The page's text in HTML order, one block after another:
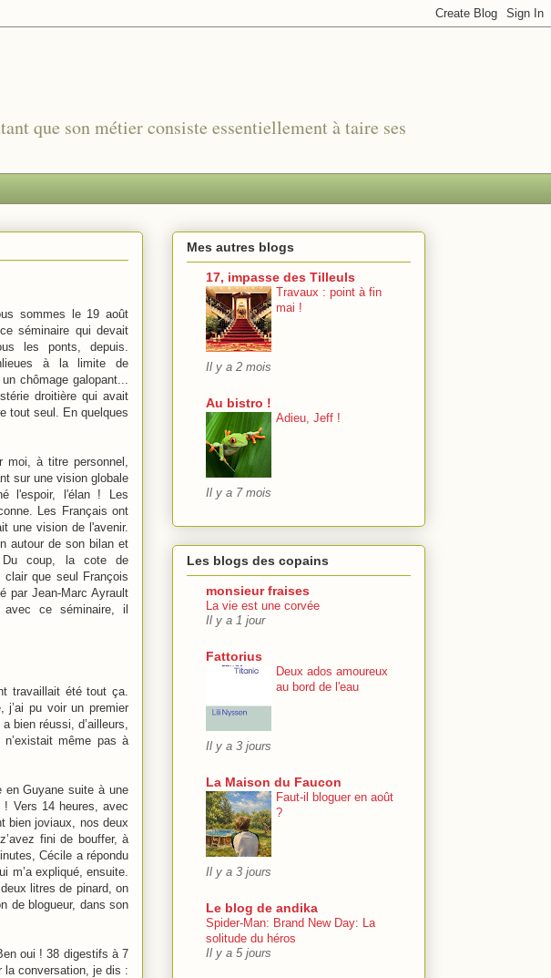
que son métier consiste essentiellement à taire ses
sommes le 19 août
séminaire qui devait
les ponts, depuis.
à la limite de
chômage galopant...
droitière qui avait
tout seul. En quelques
moi, à titre personnel,
sur une vision globale
l'espoir, l'élan ! Les
Les Français ont
une vision de l'avenir.
autour de son bilan et
Du coup, la cote de
que seul François
par Jean-Marc Ayrault
avec ce séminaire, il
travaillait été tout ça.
j’ai pu voir un premier
bien réussi, d’ailleurs,
même pas à
en Guyane suite à une
Vers 14 heures, avec
bien joviaux, nos deux
fini de bouffer, à
Cécile a répondu
m’a expliqué, ensuite.
litres de pinard, on
de blogueur, dans son
oui ! 38 digestifs à 7
la conversation, je dis :
Mes autres blogs
17, impasse des Tilleuls
Travaux : point à fin
mai !
Il y a 2 mois
Au bistro !
Adieu, Jeff !
Il y a 7 mois
Les blogs des copains
monsieur fraises
La vie est une corvée
Il y a 1 jour
Fattorius
Deux ados amoureux
au bord de l'eau
Il y a 3 jours
La Maison du Faucon
Faut-il bloguer en août
?
Il y a 3 jours
Le blog de andika
Spider-Man: Brand New Day: La
solitude du héros
Il y a 5 jours